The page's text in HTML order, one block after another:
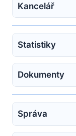
Kancelář
Statistiky
Dokumenty
Správa